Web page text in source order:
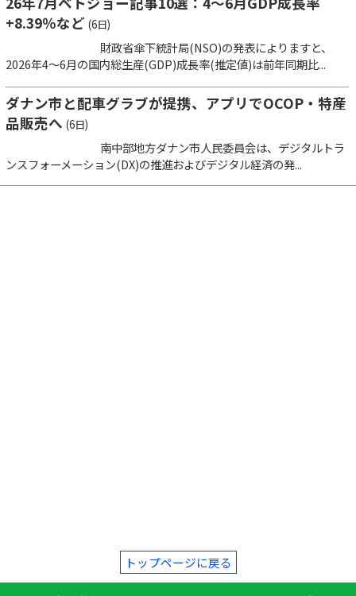
+8.39％など (6日)
財政省傘下統計局(NSO)の発表によりますと、
2026年4～6月の国内総生産(GDP)成長率(推定値)は前年同期比...
ダナン市と配車グラブが提携、アプリでOCOP・特産
品販売へ (6日)
南中部地方ダナン市人民委員会は、デジタルトラ
ンスフォーメーション(DX)の推進およびデジタル経済の発...
トップページに戻る